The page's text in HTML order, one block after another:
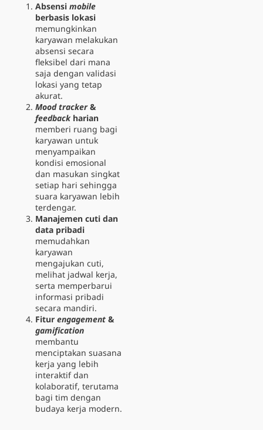
Absensi mobile
berbasis lokasi
memungkinkan
karyawan melakukan
absensi secara
fleksibel dari mana
saja dengan validasi
lokasi yang tetap
akurat.
Mood tracker&
feedbackharian
memberi ruang bagi
karyawan untuk
menyampaikan
kondisi emosional
dan masukan singkat
setiap hari sehingga
suara karyawan lebih
terdengar.
Manajemen cuti dan
data pribadi
memudahkan
karyawan
mengajukan cuti,
melihat jadwal kerja,
serta memperbarui
informasi pribadi
secara mandiri.
Fitur engagement &
gamification
membantu
menciptakan suasana
kerja yang lebih
interaktif dan
kolaboratif, terutama
bagi tim dengan
budaya kerja modern.